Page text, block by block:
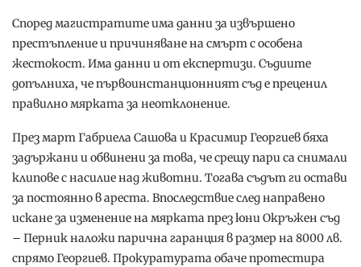
Според магистратите има данни за извършено
престъпление и причиняване на смърт с особена
жестокост. Има данни и от експертизи. Съдиите
допълниха, че първоинстанционният съд е преценил
правилно мярката за неотклонение.
През март Габриела Сашова и Красимир Георгиев бяха
задържани и обвинени за това, че срещу пари са снимали
клипове с насилие над животни. Тогава съдът ги остави
за постоянно в ареста. Впоследствие след направено
искане за изменение на мярката през юни Окръжен съд
– Перник наложи парична гаранция в размер на 8000 лв.
спрямо Георгиев. Прокуратурата обаче протестира